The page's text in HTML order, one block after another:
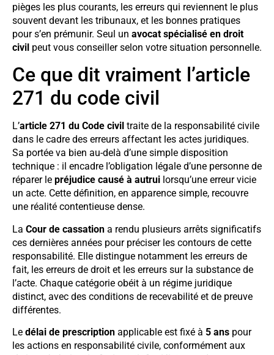
pièges les plus courants, les erreurs qui reviennent le plus
souvent devant les tribunaux, et les bonnes pratiques
pour s’en prémunir. Seul un avocat spécialisé en droit
civil peut vous conseiller selon votre situation personnelle.
Ce que dit vraiment l’article
271 du code civil
L’article 271 du Code civil traite de la responsabilité civile
dans le cadre des erreurs affectant les actes juridiques.
Sa portée va bien au-delà d’une simple disposition
technique : il encadre l’obligation légale d’une personne de
réparer le préjudice causé à autrui lorsqu’une erreur vicie
un acte. Cette définition, en apparence simple, recouvre
une réalité contentieuse dense.
La Cour de cassation a rendu plusieurs arrêts significatifs
ces dernières années pour préciser les contours de cette
responsabilité. Elle distingue notamment les erreurs de
fait, les erreurs de droit et les erreurs sur la substance de
l’acte. Chaque catégorie obéit à un régime juridique
distinct, avec des conditions de recevabilité et de preuve
différentes.
Le délai de prescription applicable est fixé à 5 ans pour
les actions en responsabilité civile, conformément aux